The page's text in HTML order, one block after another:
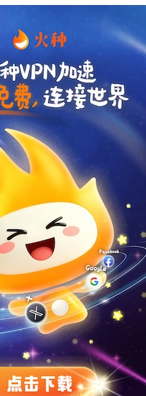
反对
反对[0]
速器
速度器
云梯加速器
官网下载